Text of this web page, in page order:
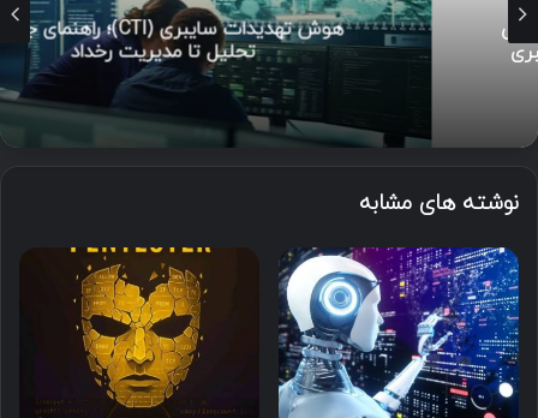
هوش تهدیدات سایبری (CTI)؛ راهنمای جامع از
تحلیل تا مدیریت رخداد
نوشته های مشابه